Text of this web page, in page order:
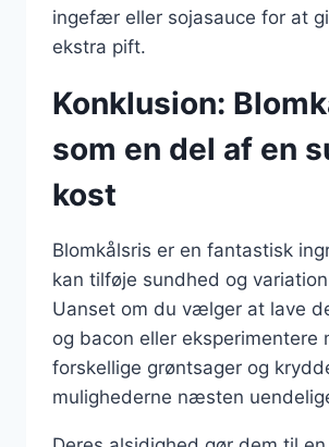
ingefær eller sojasauce for at
ekstra pift.
Konklusion:
som en del af en
kost
Blomkålsris er en fantastisk
kan tilføje sundhed og
Uanset om du vælger at lave
og bacon eller eksperimentere
forskellige grøntsager og
mulighederne næsten